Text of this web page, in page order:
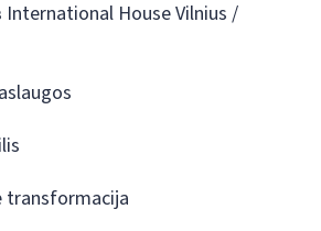
International House Vilnius /
transformacija